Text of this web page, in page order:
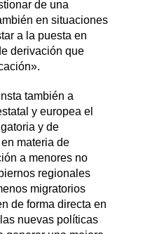
de una
en situaciones
a la puesta en
derivación que
también a
y europea el
y de
materia de
a menores no
regionales
migratorios
de forma directa en
nuevas políticas